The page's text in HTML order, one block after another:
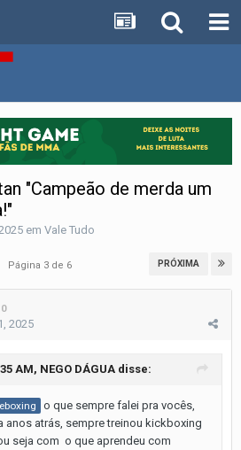
"Campeão de merda um
em Vale Tudo
PRÓXIMA
Página 3 de 6
2025
AM, NEGO DÁGUA disse:
o que sempre falei pra vocês,
anos atrás, sempre treinou kickboxing
seja com o que aprendeu com